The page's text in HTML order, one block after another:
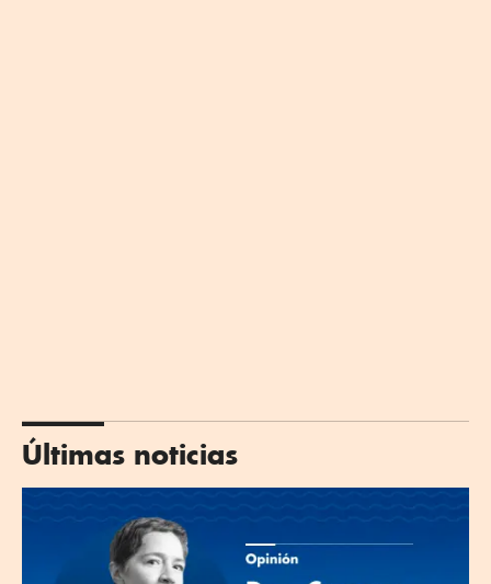
Últimas noticias